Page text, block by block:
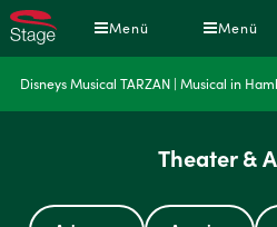
Direkt
zum
Menü Menü
Pfadnavigation
Disneys Musical TARZAN | Musical in
Theater &